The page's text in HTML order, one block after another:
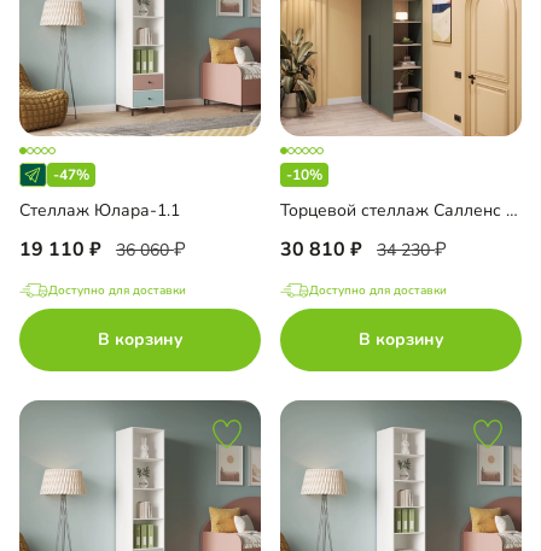
-47%
Стеллаж Юлара-1.1
19 110 36 060
Доступно для доставки
В корзину
-10%
Торцевой стеллаж Салленс Премиум с полками и антресолью
30 810 34 230
Доступно для доставки
В корзину